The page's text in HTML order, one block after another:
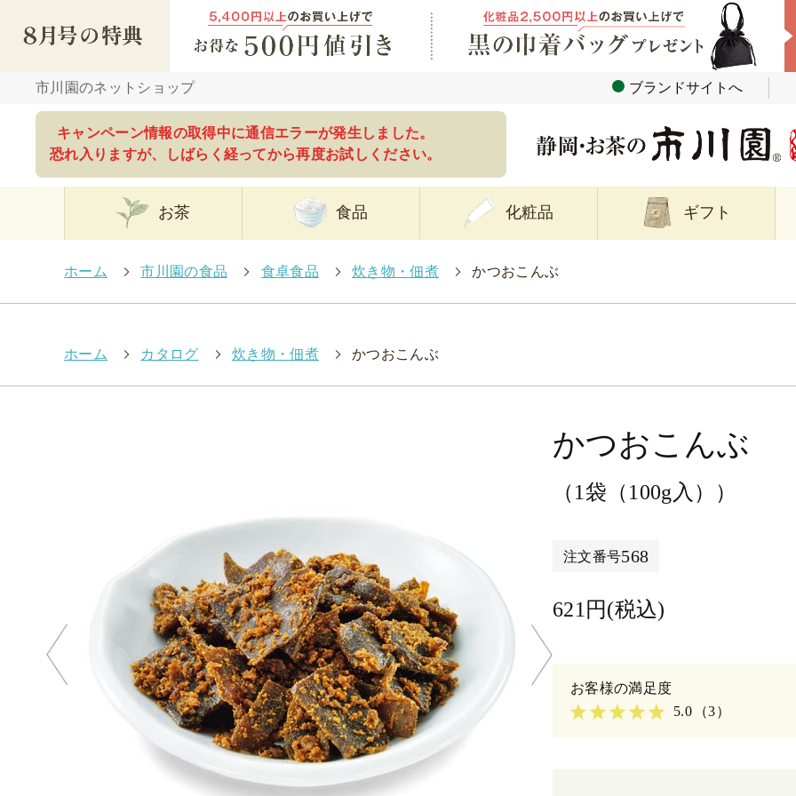
市川園のネットショップ ブランドサイトへ
キャンペーン情報の取得中に通信エラーが発生しました。
恐れ入りますが、しばらく経ってから再度お試しください。
お茶 食品 化粧品 ギフト
ホーム > 市川園の食品 > 食卓食品 > 炊き物・佃煮 > かつおこんぶ
ホーム > カタログ > 炊き物・佃煮 > かつおこんぶ
かつおこんぶ
（1袋（100g入））
注文番号568
621円(税込)
5.0 （3）